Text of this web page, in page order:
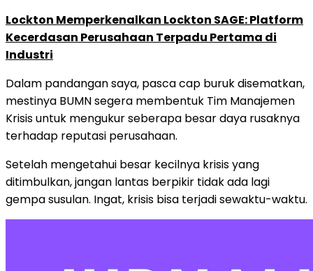
Lockton Memperkenalkan Lockton SAGE: Platform
Kecerdasan Perusahaan Terpadu Pertama di
Industri
Dalam pandangan saya, pasca cap buruk disematkan,
mestinya BUMN segera membentuk Tim Manajemen
Krisis untuk mengukur seberapa besar daya rusaknya
terhadap reputasi perusahaan.
Setelah mengetahui besar kecilnya krisis yang
ditimbulkan, jangan lantas berpikir tidak ada lagi
gempa susulan. Ingat, krisis bisa terjadi sewaktu-waktu.